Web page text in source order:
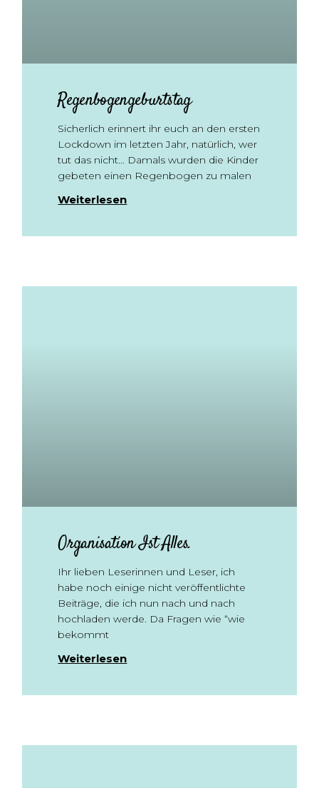
Regenbogengeburtstag
Sicherlich erinnert ihr euch an den ersten
Lockdown im letzten Jahr, natürlich, wer
tut das nicht… Damals wurden die Kinder
gebeten einen Regenbogen zu malen
Weiterlesen
Organisation Ist Alles.
Ihr lieben Leserinnen und Leser, ich
habe noch einige nicht veröffentlichte
Beiträge, die ich nun nach und nach
hochladen werde. Da Fragen wie “wie
bekommt
Weiterlesen